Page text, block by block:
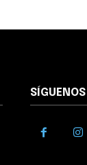
SÍGUENOS